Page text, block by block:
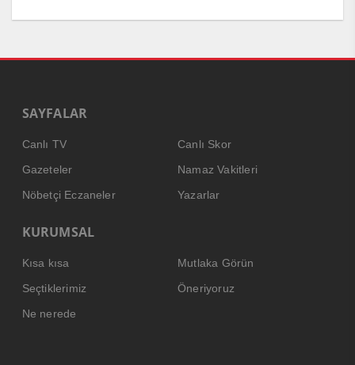
SAYFALAR
Canlı TV
Canlı Skor
Gazeteler
Namaz Vakitleri
Nöbetçi Eczaneler
Yazarlar
KURUMSAL
Kısa kısa
Mutlaka Görün
Seçtiklerimiz
Öneriyoruz
Ne nerede